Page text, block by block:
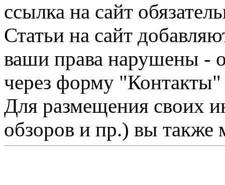
ссылка на сайт
Статьи на сайт
ваши права нарушены -
через форму "Контакты"
Для размещения своих
обзоров и пр.) вы также